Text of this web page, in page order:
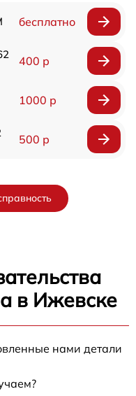
бесплатно
400 р
1000 р
500 р
в Ижевске
нами детали